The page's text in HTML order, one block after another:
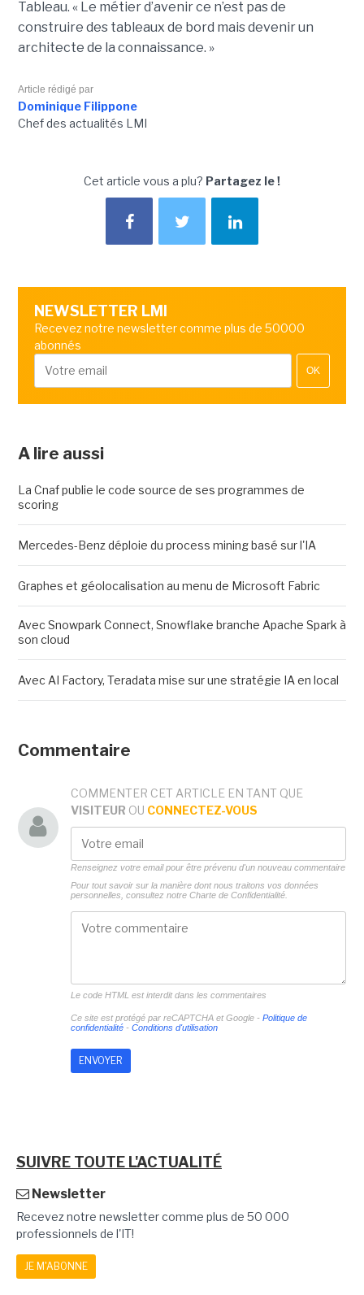
Tableau. « Le métier d’avenir ce n’est pas de
construire des tableaux de bord mais devenir un
architecte de la connaissance. »
Article rédigé par
Dominique Filippone
Chef des actualités LMI
Cet article vous a plu? Partagez le !
NEWSLETTER LMI
Recevez notre newsletter comme plus de 50000
abonnés
OK
A lire aussi
La Cnaf publie le code source de ses programmes de
scoring
Mercedes-Benz déploie du process mining basé sur l'IA
Graphes et géolocalisation au menu de Microsoft Fabric
Avec Snowpark Connect, Snowflake branche Apache Spark à
son cloud
Avec AI Factory, Teradata mise sur une stratégie IA en local
Commentaire
COMMENTER CET ARTICLE EN TANT QUE
VISITEUR OU CONNECTEZ-VOUS
Renseignez votre email pour être prévenu d'un nouveau commentaire
Pour tout savoir sur la manière dont nous traitons vos données
personnelles, consultez notre Charte de Confidentialité.
Le code HTML est interdit dans les commentaires
Ce site est protégé par reCAPTCHA et Google - Politique de
confidentialité- Conditions d'utilisation
SUIVRE TOUTE L'ACTUALITÉ
Newsletter
Recevez notre newsletter comme plus de 50 000
professionnels de l'IT!
JE M'ABONNE